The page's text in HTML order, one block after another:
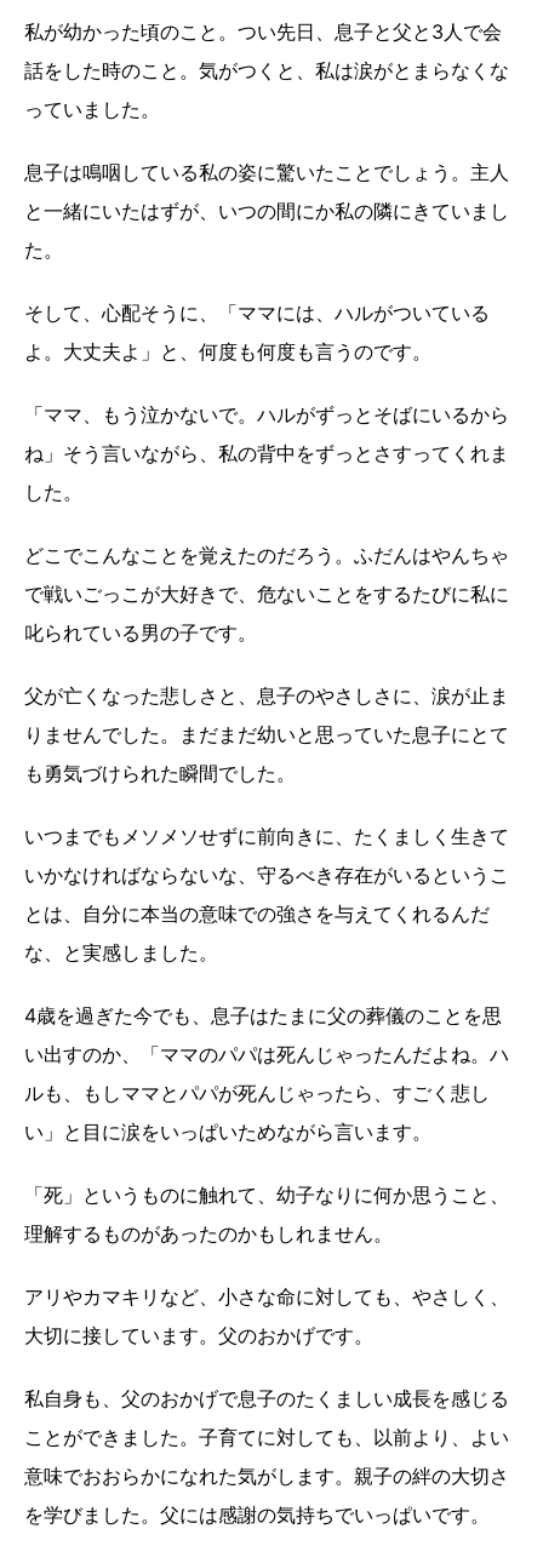
私が幼かった頃のこと。つい先日、息子と父と3人で会
話をした時のこと。気がつくと、私は涙がとまらなくな
っていました。
息子は鳴咽している私の姿に驚いたことでしょう。主人
と一緒にいたはずが、いつの間にか私の隣にきていまし
た。
そして、心配そうに、「ママには、ハルがついている
よ。大丈夫よ」と、何度も何度も言うのです。
「ママ、もう泣かないで。ハルがずっとそばにいるから
ね」そう言いながら、私の背中をずっとさすってくれま
した。
どこでこんなことを覚えたのだろう。ふだんはやんちゃ
で戦いごっこが大好きで、危ないことをするたびに私に
叱られている男の子です。
父が亡くなった悲しさと、息子のやさしさに、涙が止ま
りませんでした。まだまだ幼いと思っていた息子にとて
も勇気づけられた瞬間でした。
いつまでもメソメソせずに前向きに、たくましく生きて
いかなければならないな、守るべき存在がいるというこ
とは、自分に本当の意味での強さを与えてくれるんだ
な、と実感しました。
4歳を過ぎた今でも、息子はたまに父の葬儀のことを思
い出すのか、「ママのパパは死んじゃったんだよね。ハ
ルも、もしママとパパが死んじゃったら、すごく悲し
い」と目に涙をいっぱいためながら言います。
「死」というものに触れて、幼子なりに何か思うこと、
理解するものがあったのかもしれません。
アリやカマキリなど、小さな命に対しても、やさしく、
大切に接しています。父のおかげです。
私自身も、父のおかげで息子のたくましい成長を感じる
ことができました。子育てに対しても、以前より、よい
意味でおおらかになれた気がします。親子の絆の大切さ
を学びました。父には感謝の気持ちでいっぱいです。